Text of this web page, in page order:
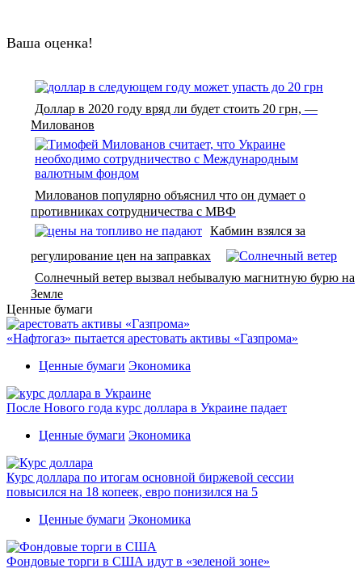
Ваша оценка!
Доллар в 2020 году вряд ли будет стоить 20 грн, —
Милованов
Милованов популярно объяснил что он думает о
противниках сотрудничества с МВФ
Кабмин взялся за
регулирование цен на заправках
Cолнечный ветер вызвал небывалую магнитную бурю на
Земле
Ценные бумаги
«Нафтогаз» пытается арестовать активы «Газпрома»
Ценные бумаги Экономика
После Нового года курс доллара в Украине падает
Ценные бумаги Экономика
Курс доллара по итогам основной биржевой сессии
повысился на 18 копеек, евро понизился на 5
Ценные бумаги Экономика
Фондовые торги в США идут в «зеленой зоне»